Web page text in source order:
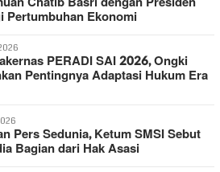
Pertumbuhan Ekonomi
PERADI SAI 2026, Ongki
Pentingnya Adaptasi Hukum Era
Pers Sedunia, Ketum SMSI Sebut
Bagian dari Hak Asasi